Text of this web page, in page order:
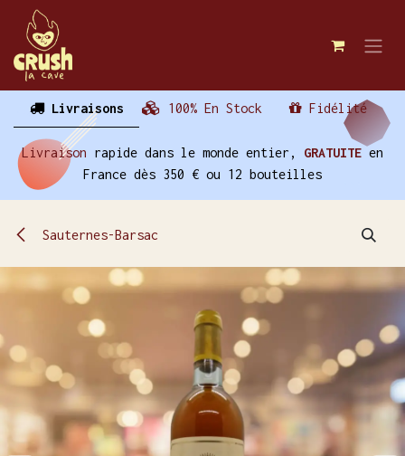
Se rendre au contenu
Livraisons 100% En Stock Fidélité
Livraison rapide dans le monde entier, GRATUITE en
France dès 350 € ou 12 bouteilles
Sauternes-Barsac